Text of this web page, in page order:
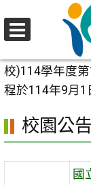
至
要
內
校園公告
校)114學年度
程於114年9月1
校園公告
國
選
單